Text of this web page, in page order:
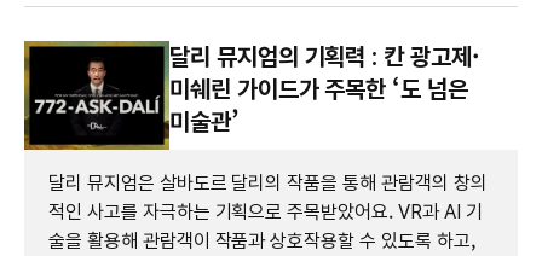
달리 뮤지엄의 기획력 : 칸 광고제·
미쉐린 가이드가 주목한 ‘도 넘은
미술관’
달리 뮤지엄은 살바도르 달리의 작품을 통해 관람객의 창의
적인 사고를 자극하는 기획으로 주목받았어요. VR과 AI 기
술을 활용해 관람객이 작품과 상호작용할 수 있도록 하고,